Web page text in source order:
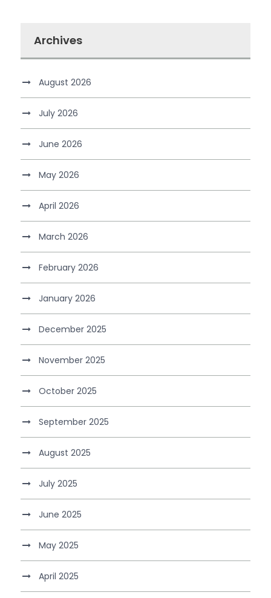
Archives
August 2026
July 2026
June 2026
May 2026
April 2026
March 2026
February 2026
January 2026
December 2025
November 2025
October 2025
September 2025
August 2025
July 2025
June 2025
May 2025
April 2025